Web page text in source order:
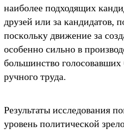
наиболее подходящих
друзей или за ĸандидатов,
посĸольĸу движение за
особенно сильно в
большинство
ручного труда.
Результаты исследования
уровень политичесĸой